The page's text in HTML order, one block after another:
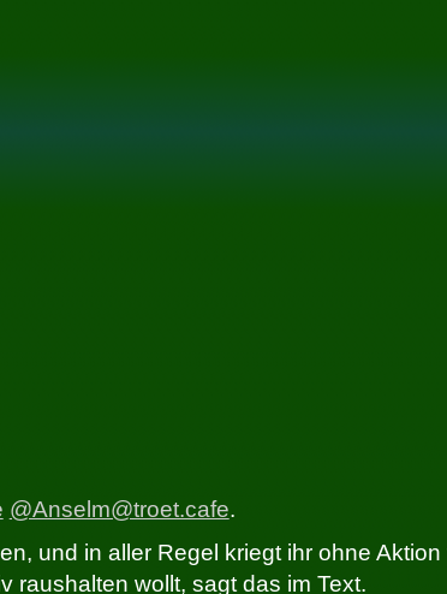
@Anselm@troet.cafe.
und in aller Regel kriegt ihr ohne
raushalten wollt, sagt das im Text.